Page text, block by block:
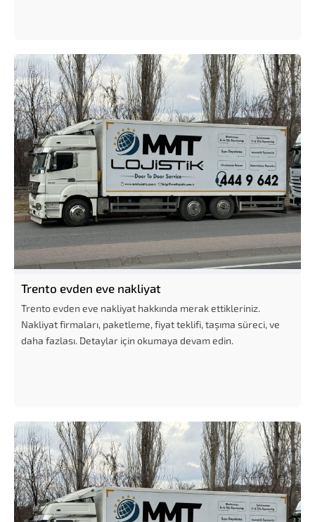
Trento evden eve nakliyat
Trento evden eve nakliyat hakkında merak ettikleriniz.
Nakliyat firmaları, paketleme, fiyat teklifi, taşıma süreci, ve
daha fazlası. Detaylar için okumaya devam edin.